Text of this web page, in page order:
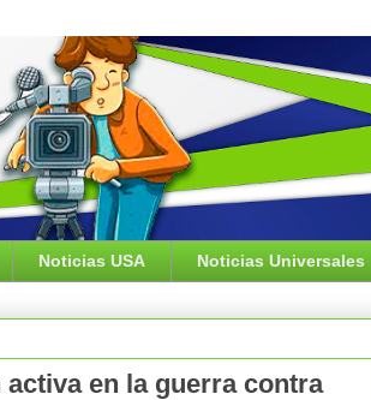
Noticias USA Noticias Universales
en la guerra contra